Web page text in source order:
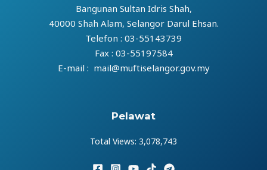
Bangunan Sultan Idris Shah,
40000 Shah Alam, Selangor Darul Ehsan.
Telefon : 03-55143739
Fax : 03-55197584
E-mail : mail@muftiselangor.gov.my
Pelawat
Total Views: 3,078,743